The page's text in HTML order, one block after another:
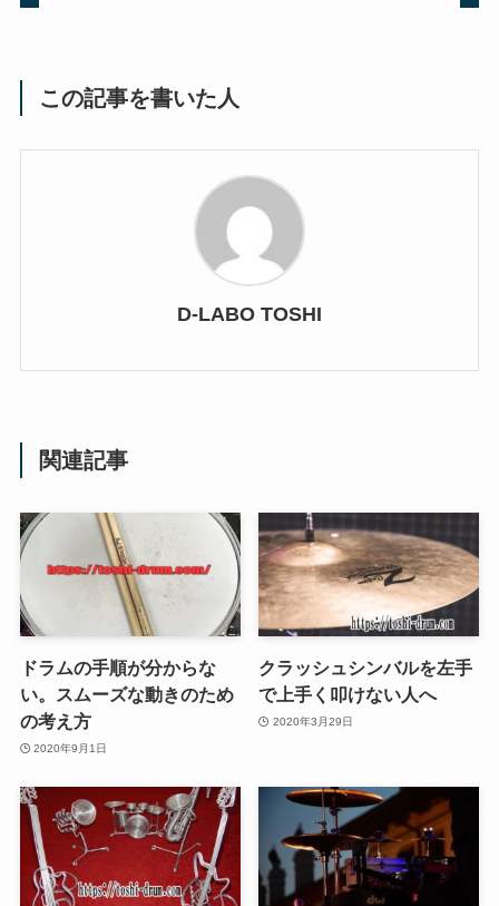
この記事を書いた人
D-LABO TOSHI
関連記事
ドラムの手順が分からな
い。スムーズな動きのため
の考え方
2020年9月1日
クラッシュシンバルを左手
で上手く叩けない人へ
2020年3月29日